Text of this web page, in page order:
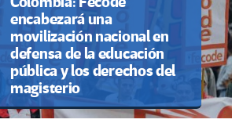
encabezará una
movilización nacional en
defensa de la educación
pública y los derechos del
magisterio